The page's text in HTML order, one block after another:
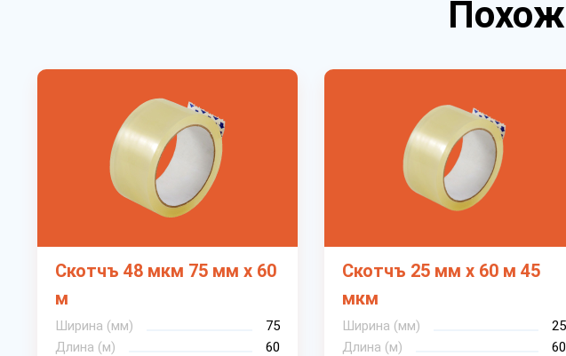
Скотчъ 48 мкм 75 мм х 60
м
Ширина (мм)
75
Длина (м)
60
Скотчъ 25 мм х 60 м 45
мкм
Ширина (мм)
25
Длина (м)
60